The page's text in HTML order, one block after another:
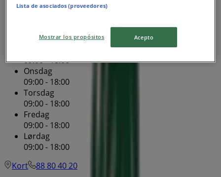
Søndag
09:00 - 18:00
09:00 - 18:00
Onsdag
09:00 - 18:00
Torsdag
09:00 - 18:00
Fredag
09:00 - 18:00
Lørdag
09:00 - 18:00
Kort
88 80 40 20
Lista de asociados (proveedores)
Mostrar los propósitos Acepto